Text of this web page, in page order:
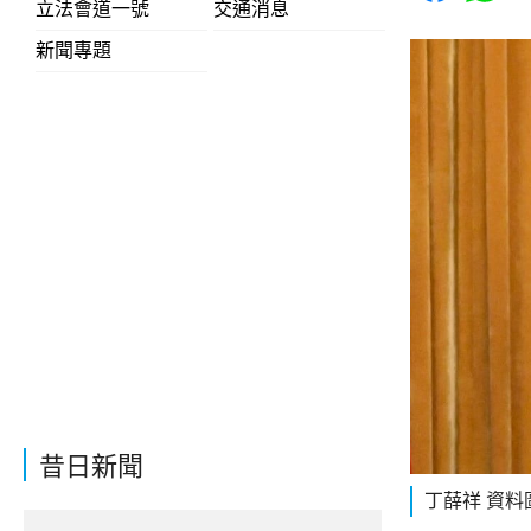
立法會道一號
交通消息
新聞專題
昔日新聞
丁薛祥 資料